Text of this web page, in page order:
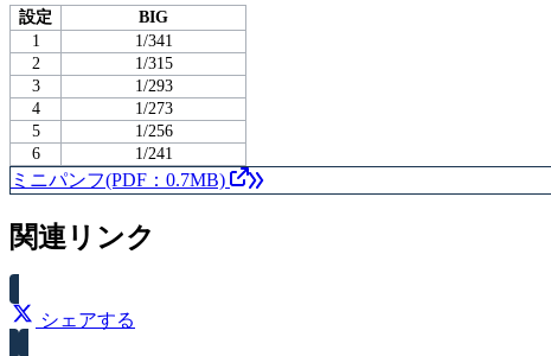
設定
BIG
1
1/341
2
1/315
3
1/293
4
1/273
5
1/256
6
1/241
ミニパンフ(PDF：0.7MB)
関連リンク
シェアする